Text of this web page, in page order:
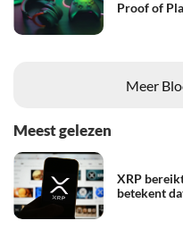
Proof of
Meer
Meest gelezen
XRP
betekent